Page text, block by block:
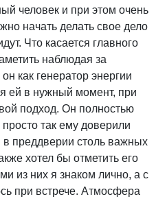
человек и при этом очень
начать делать свое дело
Что касается главного
наблюдая за
как генератор энергии
ей в нужный момент, при
подход. Он полностью
так ему доверили
преддверии столь важных
хотел бы отметить его
из них я знаком лично, а с
при встрече. Атмосфера